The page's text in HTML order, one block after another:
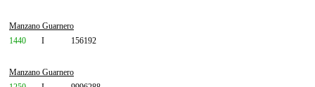
Manzano Guarnero
1440
I 156192
Manzano Guarnero